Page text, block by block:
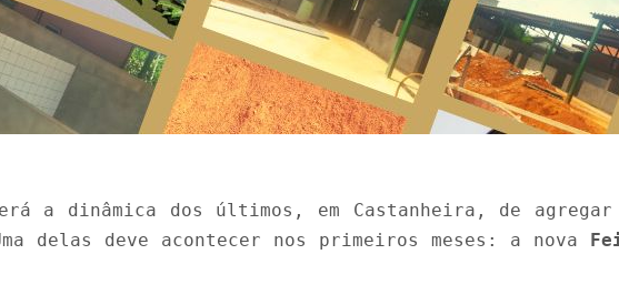
a dinâmica dos últimos, em Castanheira, de agregar
delas deve acontecer nos primeiros meses: a nova